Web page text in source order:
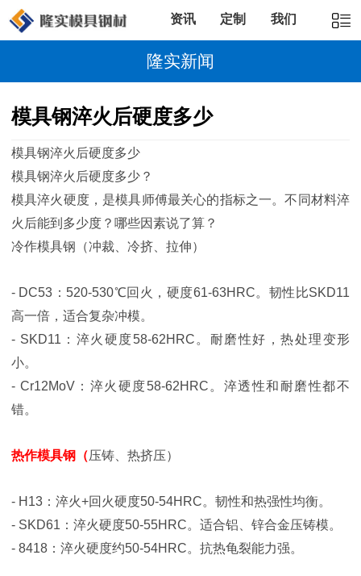
资讯 定制 我们
隆实新闻
模具钢淬火后硬度多少
模具钢淬火后硬度多少
模具钢淬火后硬度多少？
模具淬火硬度，是模具师傅最关心的指标之一。不同材料淬
火后能到多少度？哪些因素说了算？
冷作模具钢（冲裁、冷挤、拉伸）
- DC53：520-530℃回火，硬度61-63HRC。韧性比SKD11
高一倍，适合复杂冲模。
- SKD11：淬火硬度58-62HRC。耐磨性好，热处理变形
小。
- Cr12MoV：淬火硬度58-62HRC。淬透性和耐磨性都不
错。
热作模具钢（压铸、热挤压）
- H13：淬火+回火硬度50-54HRC。韧性和热强性均衡。
- SKD61：淬火硬度50-55HRC。适合铝、锌合金压铸模。
- 8418：淬火硬度约50-54HRC。抗热龟裂能力强。